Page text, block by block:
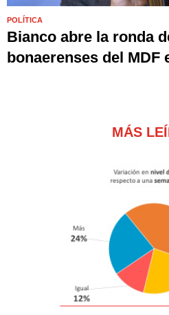
POLÍTICA
Bianco abre la ronda
bonaerenses del MDF
MÁS